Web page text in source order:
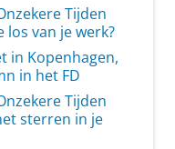
Tijden
los van je werk?
in Kopenhagen,
in het FD
Tijden
sterren in je